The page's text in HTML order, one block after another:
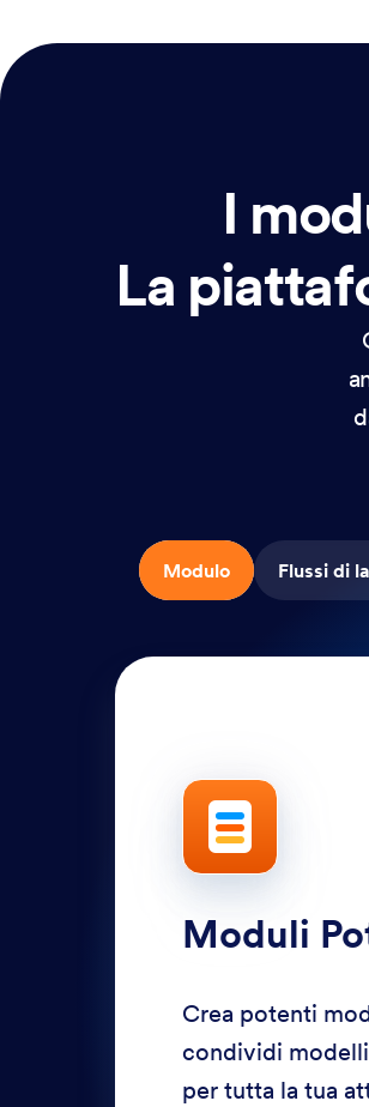
I
La
Modulo Flussi di
Moduli
Crea potenti
condividi
per tutta la tua